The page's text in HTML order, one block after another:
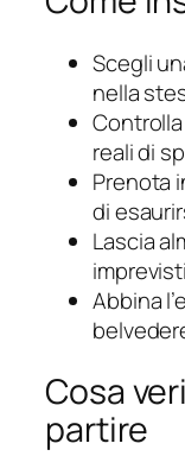
Scegli
nella
reali di
Prenota
di
Lascia
Abbina
Cosa
partire